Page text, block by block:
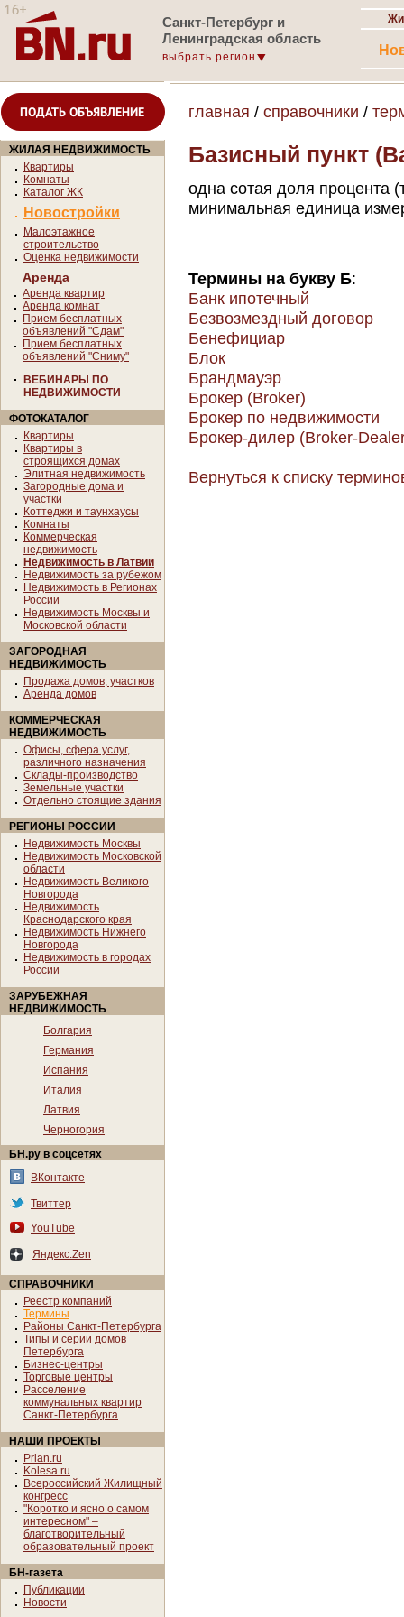
Санкт-Петербург и
Ленинградская область
выбрать регион
ПОДАТЬ ОБЪЯВЛЕНИЕ
ЖИЛАЯ НЕДВИЖИМОСТЬ
Квартиры
Комнаты
Каталог ЖК
Новостройки
Малоэтажное
строительство
Оценка недвижимости
Аренда
Аренда квартир
Аренда комнат
Прием бесплатных
объявлений "Сдам"
Прием бесплатных
объявлений "Сниму"
ВЕБИНАРЫ ПО
НЕДВИЖИМОСТИ
ФОТОКАТАЛОГ
Квартиры
Квартиры в
строящихся домах
Элитная недвижимость
Загородные дома и
участки
Коттеджи и таунхаусы
Комнаты
Коммерческая
недвижимость
Недвижимость в Латвии
Недвижимость за рубежом
Недвижимость в Регионах
России
Недвижимость Москвы и
Московской области
ЗАГОРОДНАЯ
НЕДВИЖИМОСТЬ
Продажа домов, участков
Аренда домов
КОММЕРЧЕСКАЯ
НЕДВИЖИМОСТЬ
Офисы, сфера услуг,
различного назначения
Склады-производство
Земельные участки
Отдельно стоящие здания
РЕГИОНЫ РОССИИ
Недвижимость Москвы
Недвижимость Московской
области
Недвижимость Великого
Новгорода
Недвижимость
Краснодарского края
Недвижимость Нижнего
Новгорода
Недвижимость в городах
России
ЗАРУБЕЖНАЯ
НЕДВИЖИМОСТЬ
Болгария
Германия
Испания
Италия
Латвия
Черногория
БН.ру в соцсетях
ВКонтакте
Твиттер
YouTube
Яндекс.Zen
СПРАВОЧНИКИ
Реестр компаний
Термины
Районы Санкт-Петербурга
Типы и серии домов
Петербурга
Бизнес-центры
Торговые центры
Расселение
коммунальных квартир
Санкт-Петербурга
НАШИ ПРОЕКТЫ
Prian.ru
Kolesa.ru
Всероссийский Жилищный
конгресс
"Коротко и ясно о самом
интересном" –
благотворительный
образовательный проект
БН-газета
Публикации
Новости
главная / справочники /
Базисный пункт
одна сотая доля процента
минимальная единица
Термины на букву Б:
Банк ипотечный
Безвозмездный договор
Бенефициар
Блок
Брандмауэр
Брокер (Broker)
Брокер по недвижимости
Брокер-дилер (Broker-
Вернуться к списку